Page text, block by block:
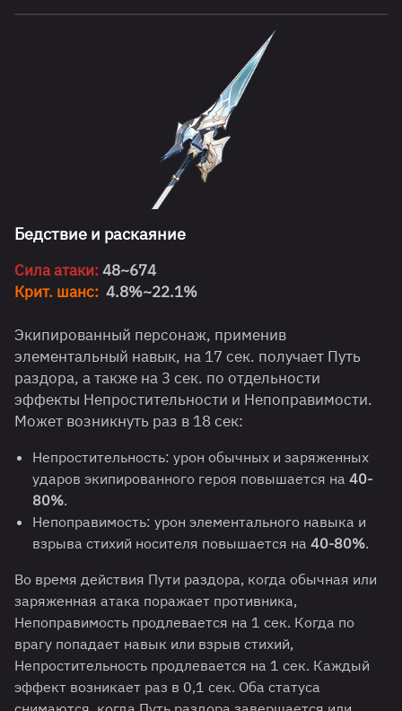
Бедствие и раскаяние
Сила атаки:48~674
Крит. шанс: 4.8%~22.1%
Экипированный персонаж, применив
элементальный навык, на 17 сек. получает Путь
раздора, а также на 3 сек. по отдельности
эффекты Непростительности и Непоправимости.
Может возникнуть раз в 18 сек:
Непростительность: урон обычных и заряженных
ударов экипированного героя повышается на 40-
80%.
Непоправимость: урон элементального навыка и
взрыва стихий носителя повышается на 40-80%.
Во время действия Пути раздора, когда обычная или
заряженная атака поражает противника,
Непоправимость продлевается на 1 сек. Когда по
врагу попадает навык или взрыв стихий,
Непростительность продлевается на 1 сек. Каждый
эффект возникает раз в 0,1 сек. Оба статуса